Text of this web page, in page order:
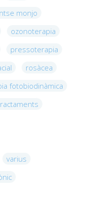
monjo
ozonoterapia
pressoterapia
rosàcea
fotobiodinàmica
varius